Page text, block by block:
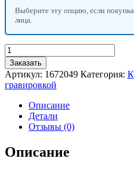
Выберите эту опцию, если
лица.
Количество
товара
Кувалда
кованая
ТУНДРА,
удлиненная
фиберглассовая
трехкомпонентная
рукоятка,
3
кг,
Заказать
Артикул: 1672049 Категория:
гравировкой
Описание
Детали
Отзывы (0)
Описание